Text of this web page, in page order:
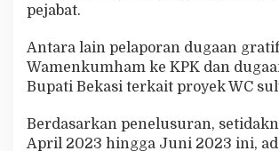
pejabat.
Antara lain pelaporan dugaan
Wamenkumham ke KPK dan
Bupati Bekasi terkait proyek WC
Berdasarkan penelusuran,
April 2023 hingga Juni 2023 ini,